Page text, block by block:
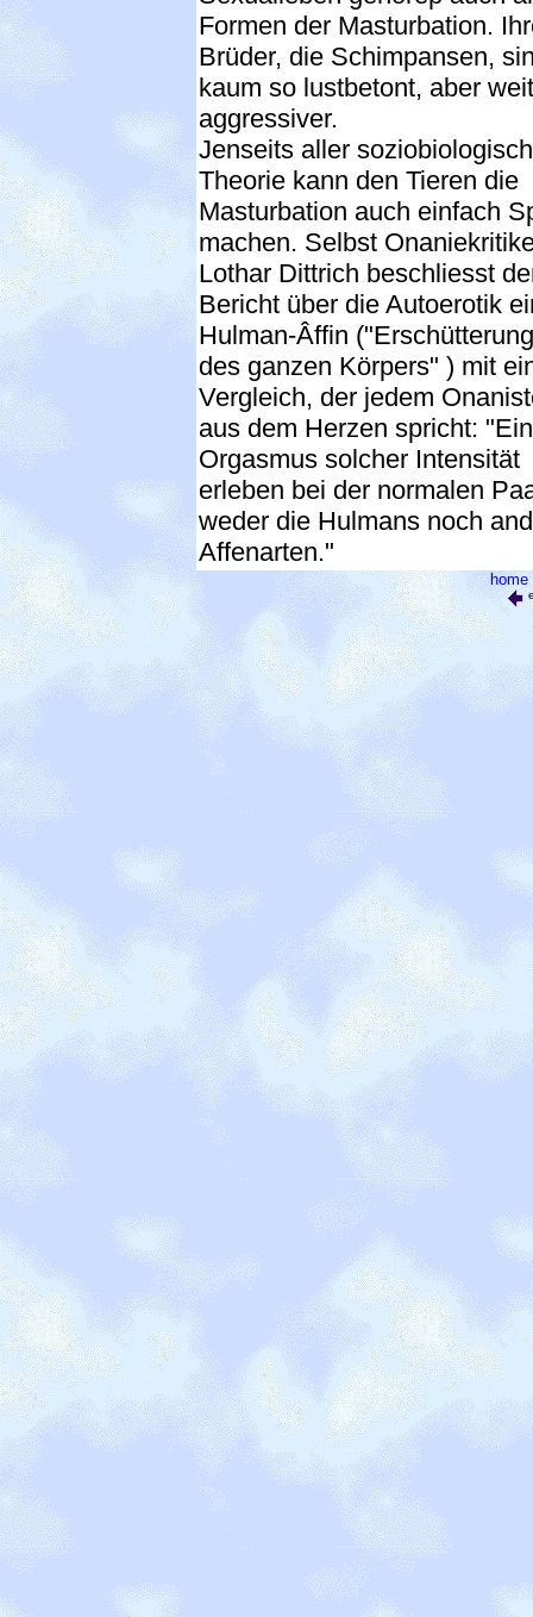
Formen der Masturbation.
Brüder, die Schimpansen,
kaum so lustbetont, aber weit
aggressiver.
Jenseits aller
Theorie kann den Tieren die
Masturbation auch einfach
machen. Selbst
Lothar Dittrich beschliesst
Bericht über die Autoerotik
Hulman-Âffin
des ganzen Körpers" ) mit
Vergleich, der jedem
aus dem Herzen spricht:
Orgasmus solcher Intensität
erleben bei der normalen
weder die Hulmans noch
Affenarten."
home